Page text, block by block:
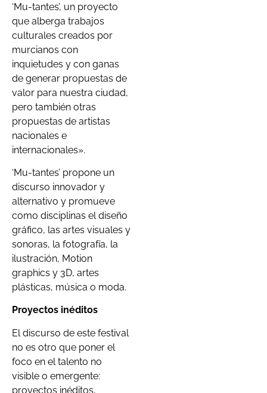
‘Mu-tantes’, un proyecto
que alberga trabajos
culturales creados por
murcianos con
inquietudes y con ganas
de generar propuestas de
valor para nuestra ciudad,
pero también otras
propuestas de artistas
nacionales e
internacionales».
‘Mu-tantes’ propone un
discurso innovador y
alternativo y promueve
como disciplinas el diseño
gráfico, las artes visuales y
sonoras, la fotografía, la
ilustración, Motion
graphics y 3D, artes
plásticas, música o moda.
Proyectos inéditos
El discurso de este festival
no es otro que poner el
foco en el talento no
visible o emergente:
proyectos inéditos,